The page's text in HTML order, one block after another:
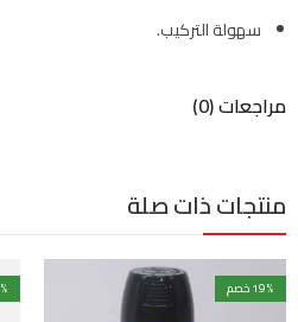
سهولة التركيب.
مراجعات (0)
منتجات ذات صلة
19% خصم % خصم